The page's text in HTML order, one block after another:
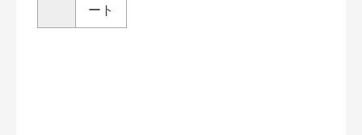
ート